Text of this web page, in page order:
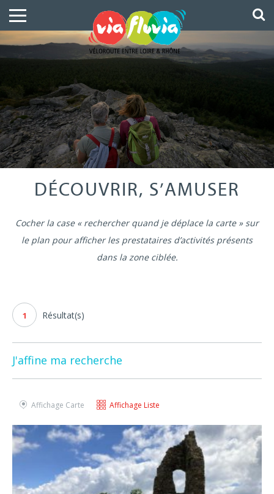
DÉCOUVRIR, S’AMUSER
Cocher la case « rechercher quand je déplace la carte » sur
le plan pour afficher les prestataires d’activités présents
dans la zone ciblée.
1 Résultat(s)
J'affine ma recherche
Affichage Carte Affichage Liste